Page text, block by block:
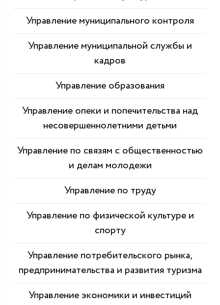
Управление муниципального контроля
Управление муниципальной службы и
кадров
Управление образования
Управление опеки и попечительства над
несовершеннолетними детьми
Управление по связям с общественностью
и делам молодежи
Управление по труду
Управление по физической культуре и
спорту
Управление потребительского рынка,
предпринимательства и развития туризма
Управление экономики и инвестиций